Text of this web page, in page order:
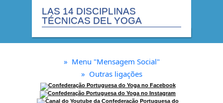
LAS 14 DISCIPLINAS
TÉCNICAS DEL YOGA
» Menu "Mensagem Social"
» Outras ligações